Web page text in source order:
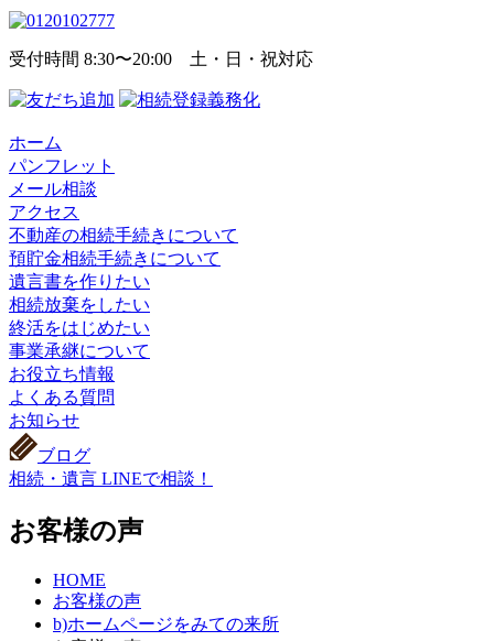
受付時間 8:30〜20:00 土・日・祝対応
ホーム
パンフレット
メール相談
アクセス
不動産の相続手続きについて
預貯金相続手続きについて
遺言書を作りたい
相続放棄をしたい
終活をはじめたい
事業承継について
お役立ち情報
よくある質問
お知らせ
ブログ
相続・遺言 LINEで相談！
お客様の声
HOME
お客様の声
b)ホームページをみての来所